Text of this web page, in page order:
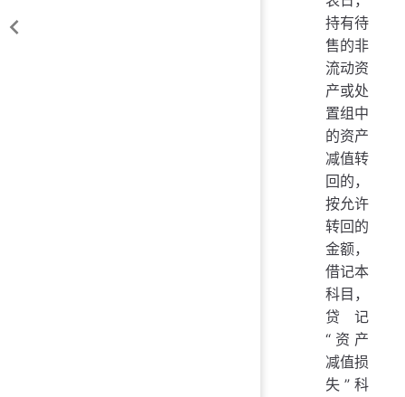
持有待
售的非
流动资
产或处
置组中
的资产
减值转
回的，
按允许
转回的
金额，
借记本
科目，
贷记
“资产
减值损
失”科